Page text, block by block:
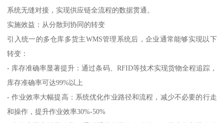
系统无缝对接，实现供应链全流程的数据贯通。
实施效益：从分散到协同的转变
引入统一的多仓库多货主WMS管理系统后，企业通常能够实现以下
转变：
- 库存准确率显著提升：通过条码、RFID等技术实现货物全程追踪，
库存准确率可达99%以上
- 作业效率大幅提高：系统优化作业路径和流程，减少不必要的行走
和操作，提升作业效率30%-50%